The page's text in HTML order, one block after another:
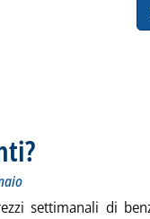
. Sottotitolo: Staffetta
. Pubblicata mercoledì 31
settimanali di